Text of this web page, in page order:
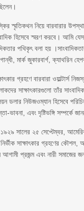
স্মৃতিকথন নিয়ে বারবারার
হিসেবে স্মরণ করবে। আমি
পথিকৃৎ বলা হয়
মার্ক জুকারবার্গ, ক্যাথরিন
গ্রহণে বারবারা ওয়াল্টার্স
সাক্ষাৎকারগুলো তাঁর
ডলার নিউজওম্যান হিসেবে
ভাবনা, এবং দৃষ্টিভঙ্গি সম্পর্কে
সালের ২৫ সেপ্টেম্বর,
সাক্ষাৎকার গ্রহণের
আগামী প্রজন্ম এবং নারী